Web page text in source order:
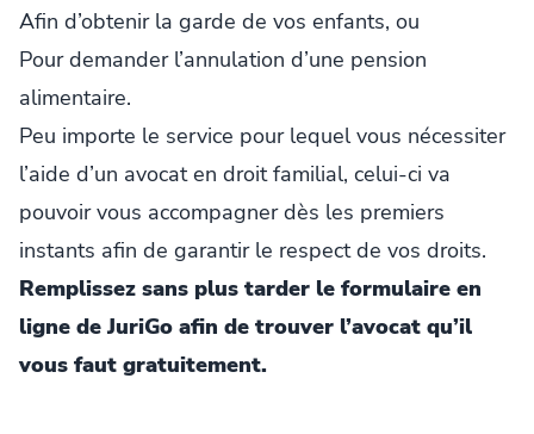
Afin d’obtenir la garde de vos enfants, ou
Pour demander l’annulation d’une pension
alimentaire.
Peu importe le service pour lequel vous nécessiter
l’aide d’un avocat en droit familial, celui-ci va
pouvoir vous accompagner dès les premiers
instants afin de garantir le respect de vos droits.
Remplissez sans plus tarder le formulaire en
ligne de JuriGo afin de trouver l’avocat qu’il
vous faut gratuitement.